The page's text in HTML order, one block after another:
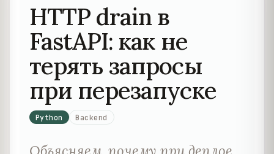
HTTP drain в
FastAPI: как не
терять запросы
при перезапуске
Python Backend